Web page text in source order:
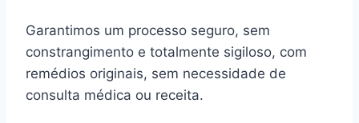
Garantimos um processo seguro, sem
constrangimento e totalmente sigiloso, com
remédios originais, sem necessidade de
consulta médica ou receita.